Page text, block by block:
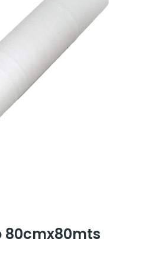
80cmx80mts